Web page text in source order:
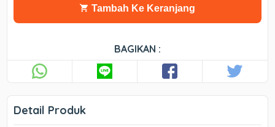
Tambah Ke Keranjang
BAGIKAN :
Detail Produk